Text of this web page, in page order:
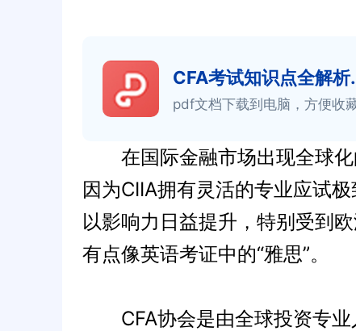
CFA考试知识点全解
pdf文档下载到电脑，方便收
在国际金融市场出现全球化
因为CIIA拥有灵活的专业应试
以影响力日益提升，特别受到
有点像英语考证中的“雅思”。
CFA协会是由全球投资专业